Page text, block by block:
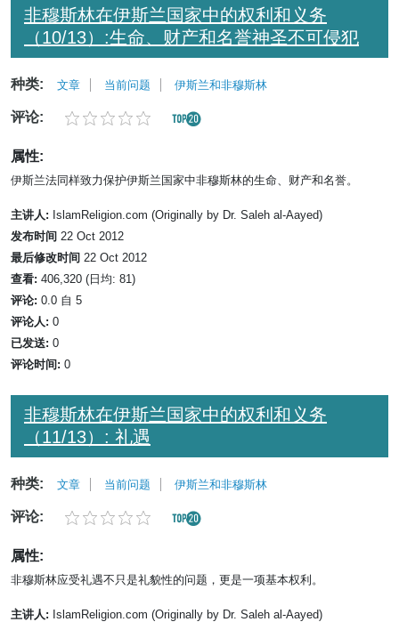
非穆斯林在伊斯兰国家中的权利和义务
（10/13）:生命、财产和名誉神圣不可侵犯
种类: 文章 当前问题 伊斯兰和非穆斯林
评论:
属性:
伊斯兰法同样致力保护伊斯兰国家中非穆斯林的生命、财产和名誉。
主讲人: IslamReligion.com (Originally by Dr. Saleh al-Aayed)
发布时间 22 Oct 2012
最后修改时间 22 Oct 2012
查看: 406,320 (日均: 81)
评论: 0.0 自 5
评论人: 0
已发送: 0
评论时间: 0
非穆斯林在伊斯兰国家中的权利和义务
（11/13）: 礼遇
种类: 文章 当前问题 伊斯兰和非穆斯林
评论:
属性:
非穆斯林应受礼遇不只是礼貌性的问题，更是一项基本权利。
主讲人: IslamReligion.com (Originally by Dr. Saleh al-Aayed)